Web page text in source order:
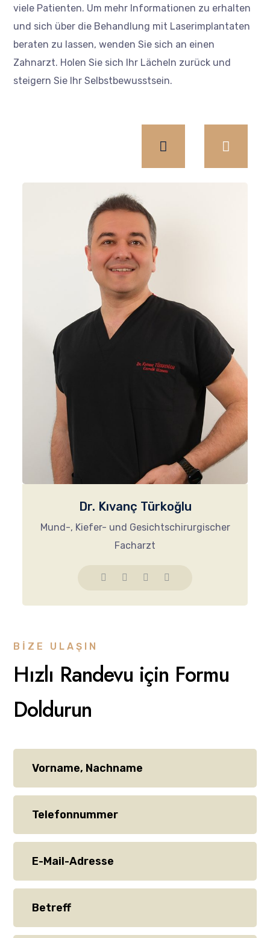
viele Patienten. Um mehr Informationen zu erhalten
und sich über die Behandlung mit Laserimplantaten
beraten zu lassen, wenden Sie sich an einen
Zahnarzt. Holen Sie sich Ihr Lächeln zurück und
steigern Sie Ihr Selbstbewusstsein.
Dr. Kıvanç Türkoğlu
Mund-, Kiefer- und Gesichtschirurgischer
Facharzt
BIZE ULAŞIN
Hızlı Randevu için Formu
Doldurun